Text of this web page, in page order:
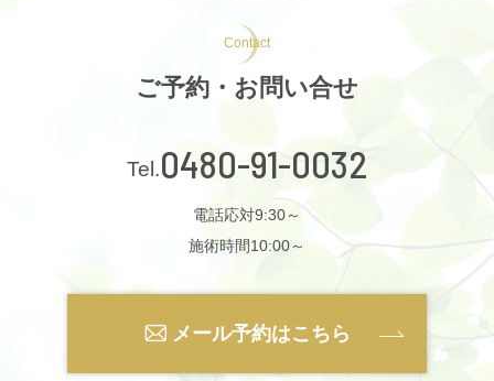
Contact
ご予約・お問い合せ
0480-91-0032
電話応対9:30～
施術時間10:00～
メール予約はこちら